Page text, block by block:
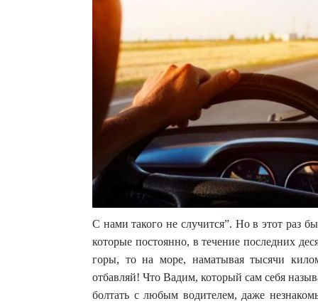
С нами такого не случится”. Но в этот раз
которые постоянно, в течение последних
горы, то на море, наматывая тысячи
отбавляй! Что Вадим, который сам себя
болтать с любым водителем, даже